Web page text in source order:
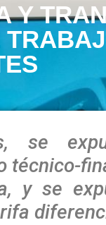
Y
se
técnico-
y se